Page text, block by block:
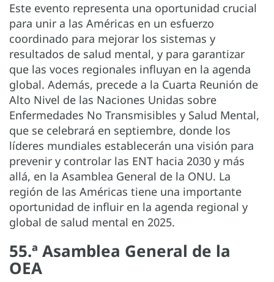
Este evento representa una oportunidad crucial
para unir a las Américas en un esfuerzo
coordinado para mejorar los sistemas y
resultados de salud mental, y para garantizar
que las voces regionales influyan en la agenda
global. Además, precede a la Cuarta Reunión de
Alto Nivel de las Naciones Unidas sobre
Enfermedades No Transmisibles y Salud Mental,
que se celebrará en septiembre, donde los
líderes mundiales establecerán una visión para
prevenir y controlar las ENT hacia 2030 y más
allá, en la Asamblea General de la ONU. La
región de las Américas tiene una importante
oportunidad de influir en la agenda regional y
global de salud mental en 2025.
55.ª Asamblea General de la
OEA